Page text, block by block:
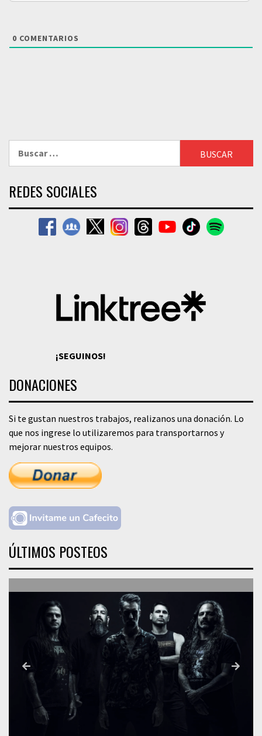
0 COMENTARIOS
REDES SOCIALES
¡SEGUINOS!
DONACIONES
Si te gustan nuestros trabajos, realizanos una donación. Lo
que nos ingrese lo utilizaremos para transportarnos y
mejorar nuestros equipos.
ÚLTIMOS POSTEOS